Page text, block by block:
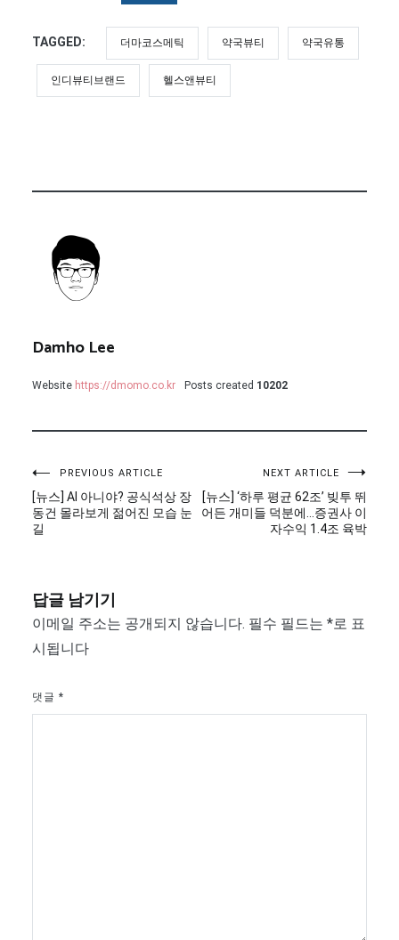
TAGGED: 더마코스메틱 약국뷰티 약국유통
인디뷰티브랜드 헬스앤뷰티
Damho Lee
Website https://dmomo.co.kr Posts created 10202
글
탐
색
PREVIOUS ARTICLE
[뉴스] AI 아니야? 공식석상 장
동건 몰라보게 젊어진 모습 눈
길
NEXT ARTICLE
[뉴스] ‘하루 평균 62조’ 빚투 뛰
어든 개미들 덕분에…증권사 이
자수익 1.4조 육박
답글 남기기
이메일 주소는 공개되지 않습니다. 필수 필드는 *로 표
시됩니다
댓글 *